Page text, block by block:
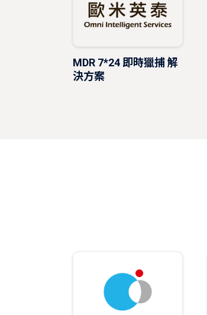
MDR 7*24 即時獵捕 解
決方案